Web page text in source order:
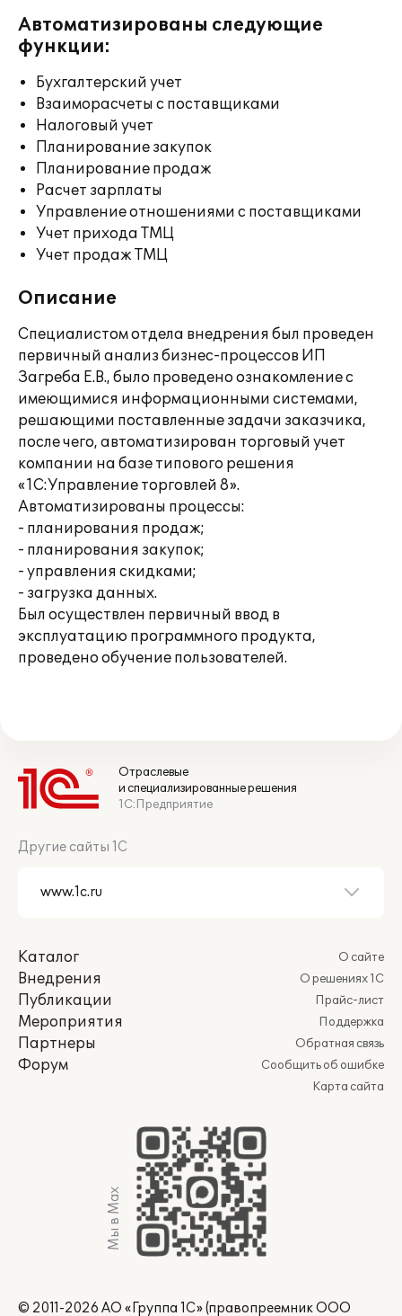
Автоматизированы следующие
функции:
Бухгалтерский учет
Взаиморасчеты с поставщиками
Налоговый учет
Планирование закупок
Планирование продаж
Расчет зарплаты
Управление отношениями с поставщиками
Учет прихода ТМЦ
Учет продаж ТМЦ
Описание
Специалистом отдела внедрения был проведен
первичный анализ бизнес-процессов ИП
Загреба Е.В., было проведено ознакомление с
имеющимися информационными системами,
решающими поставленные задачи заказчика,
после чего, автоматизирован торговый учет
компании на базе типового решения
«1С:Управление торговлей 8».
Автоматизированы процессы:
- планирования продаж;
- планирования закупок;
- управления скидками;
- загрузка данных.
Был осуществлен первичный ввод в
эксплуатацию программного продукта,
проведено обучение пользователей.
Отраслевые
и специализированные решения
1С:Предприятие
Другие сайты 1С
Каталог
Внедрения
Публикации
Мероприятия
Партнеры
Форум
О сайте
О решениях 1С
Прайс-лист
Поддержка
Обратная связь
Сообщить об ошибке
Карта сайта
Мы в Max
© 2011-2026 АО «Группа 1С» (правопреемник ООО